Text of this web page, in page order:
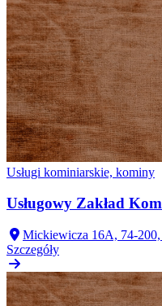
Usługi kominiarskie, kominy
Usługowy Zakład
Mickiewicza 16A, 74-200,
Szczegóły